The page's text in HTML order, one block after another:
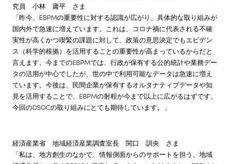
究員 小林 庸平 さま
「昨今、EBPMの重要性に対する認識が広がり、具体的な取り組みが
国内外で急速に増えています。これは、コロナ禍に代表される不確
実性が高くかつ喫緊の課題に対して、政策の意思決定でもエビデン
ス（科学的根拠）を活用することの重要性が高まっているからだと
言えます。今までのEBPMでは、行政が保有する公的統計や業務デー
タの活用が中心でしたが、世の中で利用可能なデータは急速に増え
ています。今後は、民間企業が保有するオルタナティブデータや知
見を活用することで、EBPMの射程が今まで以上に広がるはずです。
今回のDSOCの取り組みにとても期待しています。」
経済産業省 地域経済産業調査室長 関口 訓央 さま
「私は、地方創生のなかで、情報側面からのサポートを担う、地域